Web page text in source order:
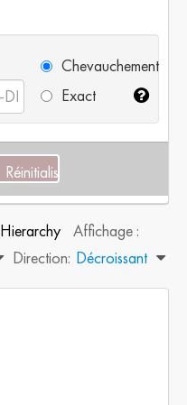
Chevauchement
Exact
Hierarchy
Affichage :
Direction: Décroissant